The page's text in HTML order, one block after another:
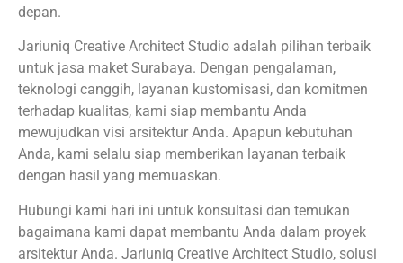
depan.
Jariuniq Creative Architect Studio adalah pilihan terbaik
untuk jasa maket Surabaya. Dengan pengalaman,
teknologi canggih, layanan kustomisasi, dan komitmen
terhadap kualitas, kami siap membantu Anda
mewujudkan visi arsitektur Anda. Apapun kebutuhan
Anda, kami selalu siap memberikan layanan terbaik
dengan hasil yang memuaskan.
Hubungi kami hari ini untuk konsultasi dan temukan
bagaimana kami dapat membantu Anda dalam proyek
arsitektur Anda. Jariuniq Creative Architect Studio, solusi